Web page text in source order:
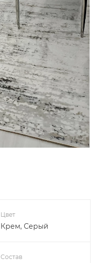
Цвет
Крем, Серый
Состав